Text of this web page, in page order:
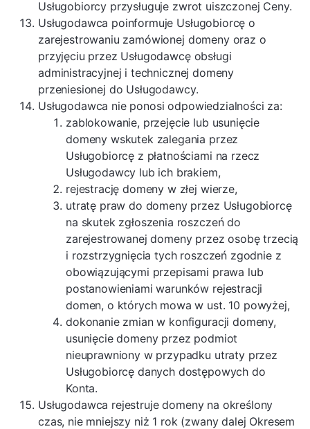
Usługobiorcy przysługuje zwrot uiszczonej Ceny.
Usługodawca poinformuje Usługobiorcę o
zarejestrowaniu zamówionej domeny oraz o
przyjęciu przez Usługodawcę obsługi
administracyjnej i technicznej domeny
przeniesionej do Usługodawcy.
Usługodawca nie ponosi odpowiedzialności za:
zablokowanie, przejęcie lub usunięcie
domeny wskutek zalegania przez
Usługobiorcę z płatnościami na rzecz
Usługodawcy lub ich brakiem,
rejestrację domeny w złej wierze,
utratę praw do domeny przez Usługobiorcę
na skutek zgłoszenia roszczeń do
zarejestrowanej domeny przez osobę trzecią
i rozstrzygnięcia tych roszczeń zgodnie z
obowiązującymi przepisami prawa lub
postanowieniami warunków rejestracji
domen, o których mowa w ust. 10 powyżej,
dokonanie zmian w konfiguracji domeny,
usunięcie domeny przez podmiot
nieuprawniony w przypadku utraty przez
Usługobiorcę danych dostępowych do
Konta.
Usługodawca rejestruje domeny na określony
czas, nie mniejszy niż 1 rok (zwany dalej Okresem